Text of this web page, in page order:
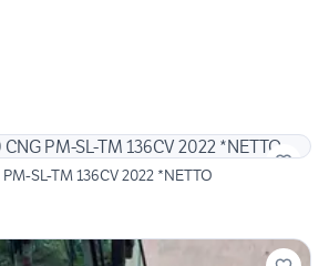
SL-TM 136CV 2022 *NETTO